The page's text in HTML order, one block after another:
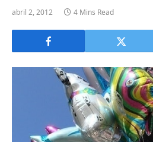
abril 2, 2012 4 Mins Read